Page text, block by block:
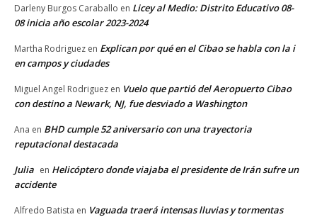
Darleny Burgos Caraballo en Licey al Medio: Distrito Educativo 08-
08 inicia año escolar 2023-2024
Martha Rodriguez en Explican por qué en el Cibao se habla con la i
en campos y ciudades
Miguel Angel Rodriguez en Vuelo que partió del Aeropuerto Cibao
con destino a Newark, NJ, fue desviado a Washington
Ana en BHD cumple 52 aniversario con una trayectoria
reputacional destacada
Julia en Helicóptero donde viajaba el presidente de Irán sufre un
accidente
Alfredo Batista en Vaguada traerá intensas lluvias y tormentas